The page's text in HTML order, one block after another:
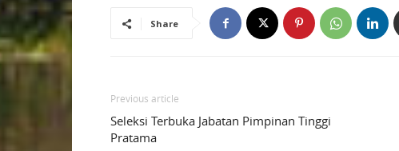
Share
Previous article
Seleksi Terbuka Jabatan Pimpinan Tinggi
Pratama